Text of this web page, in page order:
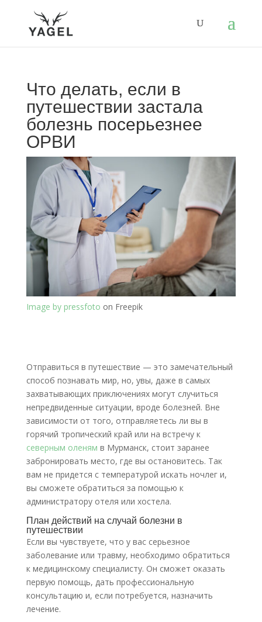
Что делать, если в
путешествии застала
болезнь посерьезнее
ОРВИ
Image by pressfoto on Freepik
Отправиться в путешествие — это замечательный
способ познавать мир, но, увы, даже в самых
захватывающих приключениях могут случиться
непредвиденные ситуации, вроде болезней. Вне
зависимости от того, отправляетесь ли вы в
горячий тропический край или на встречу к
северным оленям в Мурманск, стоит заранее
забронировать место, где вы остановитесь. Так
вам не придется с температурой искать ночлег и,
вы сможете обратиться за помощью к
администратору отеля или хостела.
План действий на случай болезни в
путешествии
Если вы чувствуете, что у вас серьезное
заболевание или травму, необходимо обратиться
к медицинскому специалисту. Он сможет оказать
первую помощь, дать профессиональную
консультацию и, если потребуется, назначить
лечение.